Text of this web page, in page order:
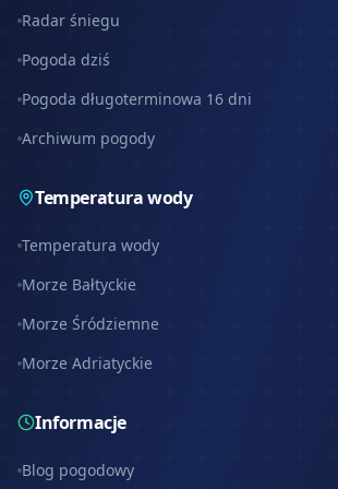
Radar śniegu
Pogoda dziś
Pogoda długoterminowa 16 dni
Archiwum pogody
Temperatura wody
Temperatura wody
Morze Bałtyckie
Morze Śródziemne
Morze Adriatyckie
Informacje
Blog pogodowy